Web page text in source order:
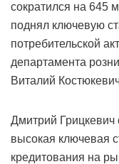
сократился на 645
поднял ключевую
потребительской
департамента
Виталий
Дмитрий Грицкевич
высокая ключевая
кредитования на